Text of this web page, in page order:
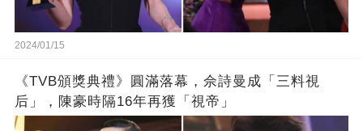
2024/01/15
《TVB頒獎典禮》圓滿落幕，佘詩曼成「三料視
后」，陳豪時隔16年再獲「視帝」